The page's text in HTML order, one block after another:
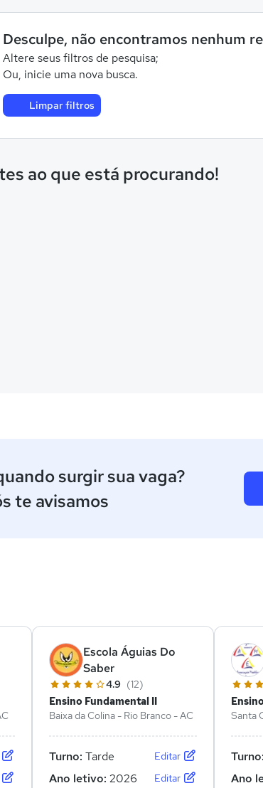
Desculpe, não encontramos nenhum
Altere seus filtros de pesquisa;
Ou, inicie uma nova busca.
Limpar filtros
ao que está procurando!
surgir sua vaga?
te avisamos
Escola Águias Do
Saber
4.9 (12)
Ensino Fundamental II
Baixa da Colina - Rio Branco - AC
Turno: Tarde Editar
Ano letivo: 2026
Editar
Santa
Turno:
Ano